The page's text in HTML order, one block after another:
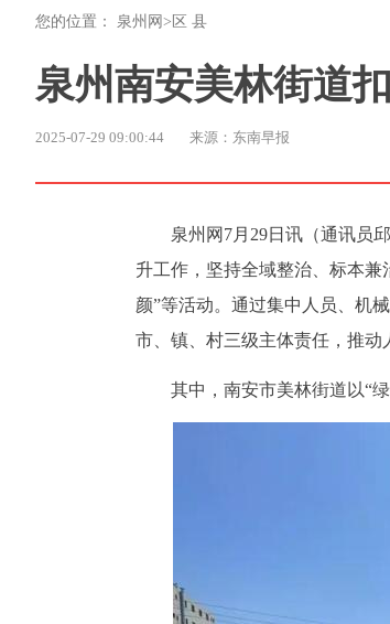
您的位置： 泉州网 > 区 县
泉州南安美林街道
2025-07-29 09:00:44 来源：东南早报
泉州网7月29日讯（通讯员
升工作，坚持全域整治、标本
颜”等活动。通过集中人员、机
市、镇、村三级主体责任，推动
其中，南安市美林街道以“